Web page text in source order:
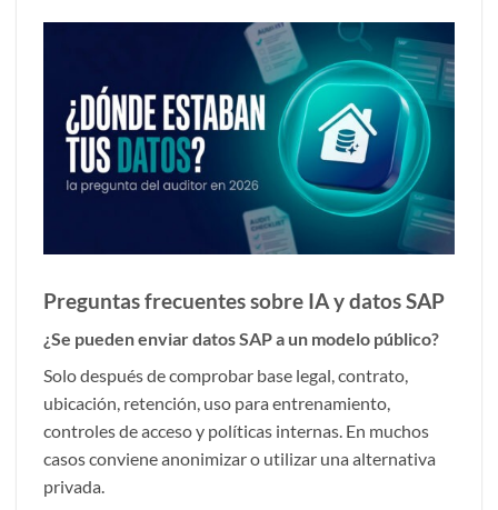
Preguntas frecuentes sobre IA y datos SAP
¿Se pueden enviar datos SAP a un modelo público?
Solo después de comprobar base legal, contrato,
ubicación, retención, uso para entrenamiento,
controles de acceso y políticas internas. En muchos
casos conviene anonimizar o utilizar una alternativa
privada.